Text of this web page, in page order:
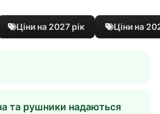
Ціни на 2027 рік Ціни на
та рушники надаються